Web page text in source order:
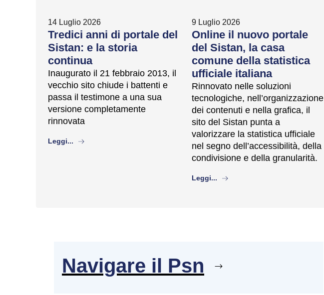
14 Luglio 2026
Tredici anni di portale del
Sistan: e la storia
continua
Inaugurato il 21 febbraio 2013, il
vecchio sito chiude i battenti e
passa il testimone a una sua
versione completamente
rinnovata
Leggi... about
9 Luglio 2026
Online il nuovo portale
del Sistan, la casa
comune della statistica
ufficiale italiana
Rinnovato nelle soluzioni
tecnologiche, nell’organizzazione
dei contenuti e nella grafica, il
sito del Sistan punta a
valorizzare la statistica ufficiale
nel segno dell’accessibilità, della
condivisione e della granularità.
Leggi... about
Navigare il Psn